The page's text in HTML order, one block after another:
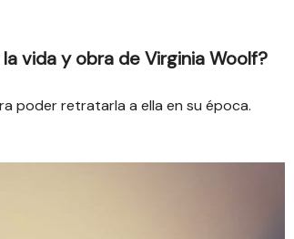
vida y obra de Virginia Woolf?
poder retratarla a ella en su época.